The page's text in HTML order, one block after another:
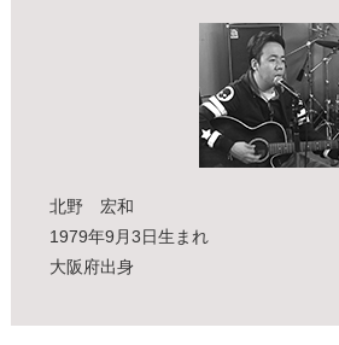
北野 宏和
1979年9月3日生まれ
大阪府出身